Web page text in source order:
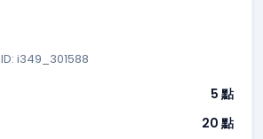
ID: i349_301588
5 點
20 點